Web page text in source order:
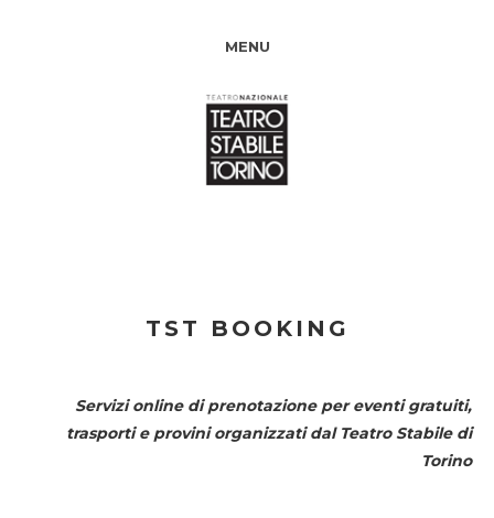
MENU
TST BOOKING
Servizi online di prenotazione per eventi gratuiti,
trasporti e provini organizzati dal Teatro Stabile di
Torino